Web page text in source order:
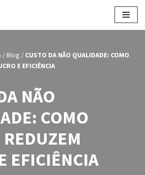
/ Blog / CUSTO DA NÃO QUALIDADE: COMO
E EFICIÊNCIA
NÃO
COMO
EFICIÊNCIA